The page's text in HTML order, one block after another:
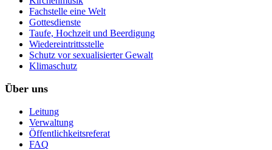
Fachstelle eine Welt
Gottesdienste
Taufe, Hochzeit und Beerdigung
Wiedereintrittsstelle
Schutz vor sexualisierter Gewalt
Klimaschutz
Über uns
Leitung
Verwaltung
Öffentlichkeitsreferat
FAQ